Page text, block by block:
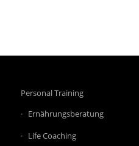
Personal Training
Ernährungsberatung
Life Coaching